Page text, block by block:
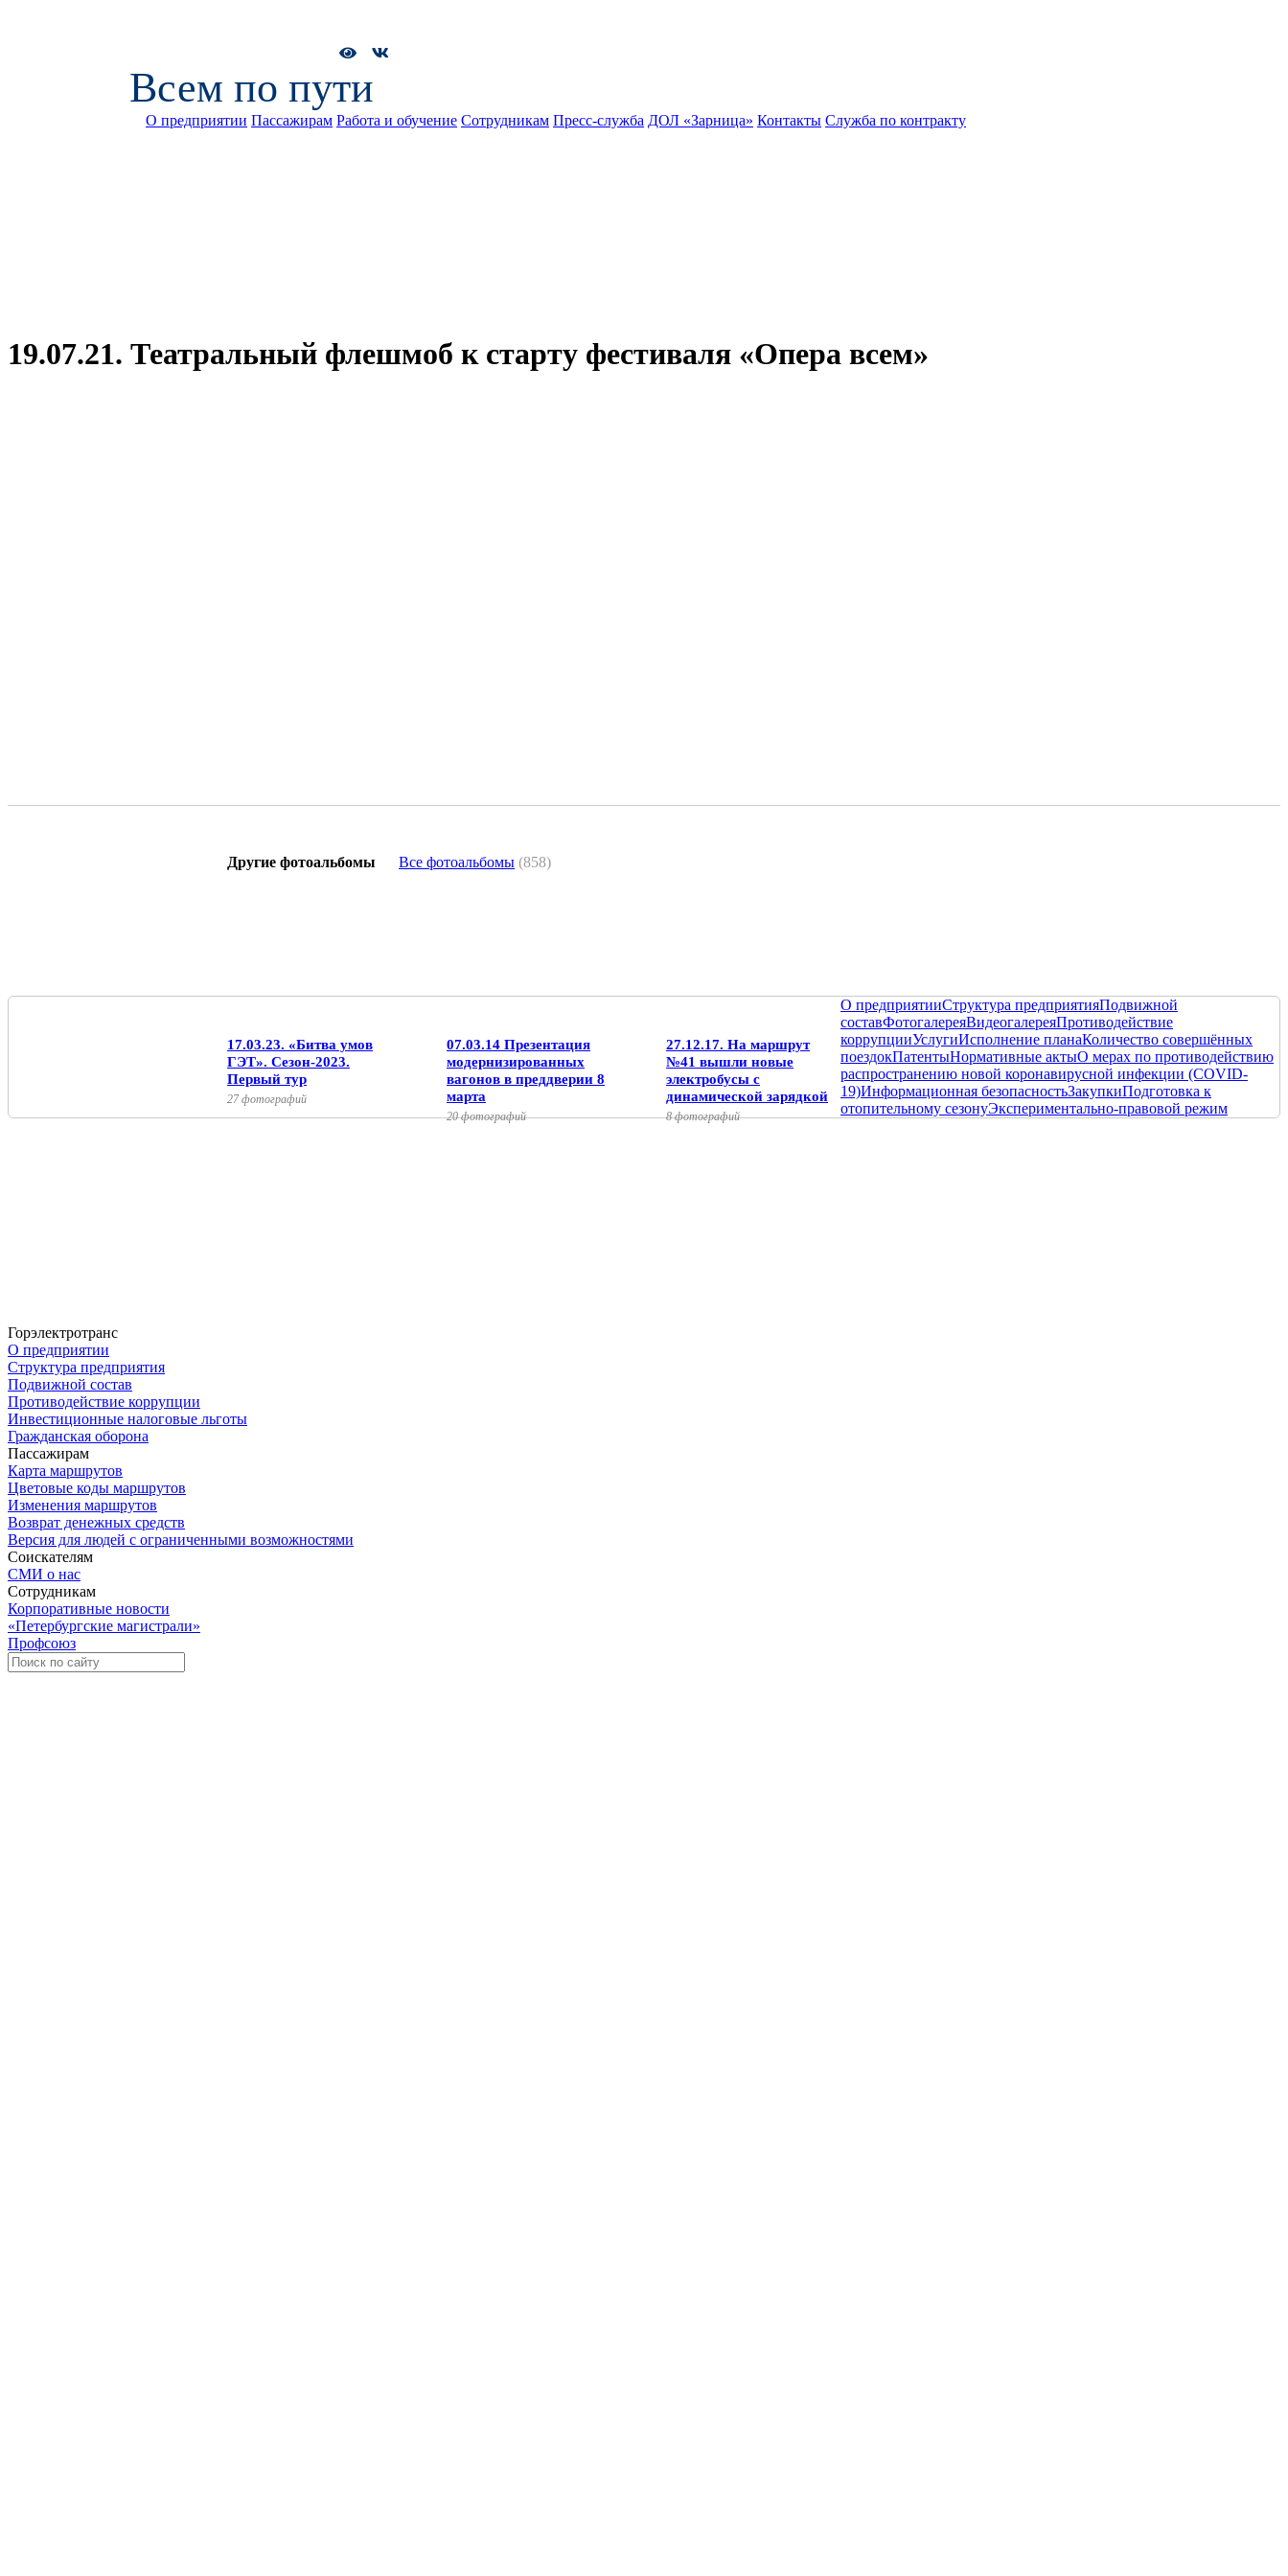
Всем по пути
О предприятии Пассажирам Работа и обучение Сотрудникам Пресс-служба ДОЛ «Зарница» Контакты Служба по контракту
19.07.21. Театральный флешмоб к старту фестиваля «Опера всем»
Другие фотоальбомы Все фотоальбомы (858)
17.03.23. «Битва умов
ГЭТ». Сезон-2023.
Первый тур
27 фотографий
07.03.14 Презентация
модернизированных
вагонов в преддверии 8
марта
20 фотографий
27.12.17. На маршрут
№41 вышли новые
электробусы с
динамической зарядкой
8 фотографий
О предприятииСтруктура предприятияПодвижной
составФотогалереяВидеогалереяПротиводействие
коррупцииУслугиИсполнение планаКоличество совершённых
поездокПатентыНормативные актыО мерах по противодействию
распространению новой коронавирусной инфекции (COVID-
19)Информационная безопасностьЗакупкиПодготовка к
отопительному сезонуЭкспериментально-правовой режим
Горэлектротранс
О предприятии
Структура предприятия
Подвижной состав
Противодействие коррупции
Инвестиционные налоговые льготы
Гражданская оборона
Пассажирам
Карта маршрутов
Цветовые коды маршрутов
Изменения маршрутов
Возврат денежных средств
Версия для людей с ограниченными возможностями
Соискателям
СМИ о нас
Сотрудникам
Корпоративные новости
«Петербургские магистрали»
Профсоюз